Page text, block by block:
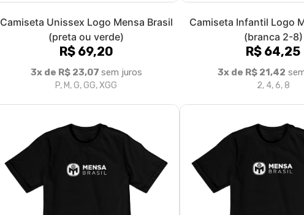
Camiseta Unissex Logo Mensa Brasil
(preta ou verde)
R$ 69,20
3x de R$ 23,07 sem juros
P, M, G, GG, XGG
Camiseta Infantil Logo
(branca 2-8)
R$ 64,25
3x de R$ 21,42
2, 4, 6, 8